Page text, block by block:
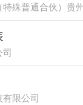
殊普通合伙）贵州
限公司